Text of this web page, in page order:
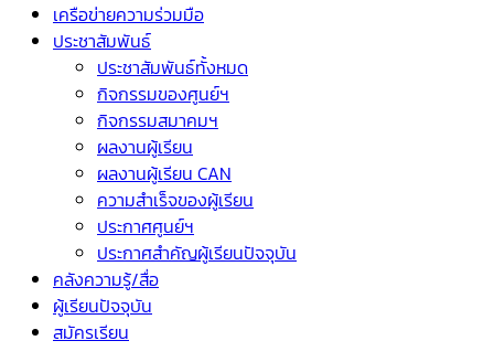
เครือข่ายความร่วมมือ
ประชาสัมพันธ์
ประชาสัมพันธ์ทั้งหมด
กิจกรรมของศูนย์ฯ
กิจกรรมสมาคมฯ
ผลงานผู้เรียน
ผลงานผู้เรียน CAN
ความสำเร็จของผู้เรียน
ประกาศศูนย์ฯ
ประกาศสำคัญผู้เรียนปัจจุบัน
คลังความรู้/สื่อ
ผู้เรียนปัจจุบัน
สมัครเรียน